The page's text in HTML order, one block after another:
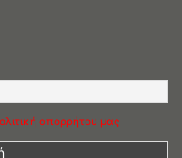
απορρήτου μας